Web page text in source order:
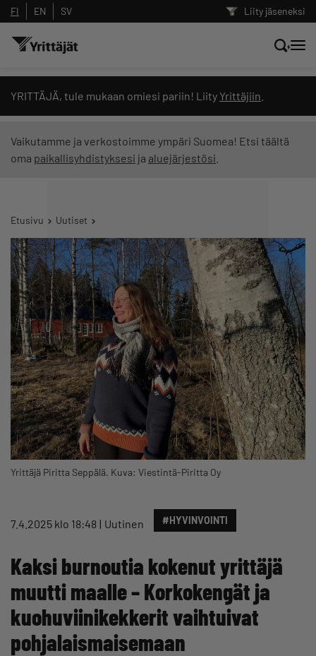
Liity jäseneksi
FI EN SV
YRITTÄJÄ, tule mukaan omiesi pariin! Liity Yrittäjiin
Vaikutamme ja verkostoimme ympäri Suomea! Etsi täältä
oma paikallisyhdistyksesi ja aluejärjestösi
Etusivu Uutiset
Yrittäjä Piritta Seppälä. Kuva: Viestintä-Piritta Oy
7.4.2025 klo 18:48 Uutinen #HYVINVOINTI
Kaksi burnoutia kokenut yrittäjä
muutti maalle – Korkokengät ja
kuohuviinikekkerit vaihtuivat
pohjalaismaisemaan
Hae sivustolta tai kysy suoraan
Yrittäjien tekoälyltä
Suodata hakutuloksia: näytä kaikki sisältö